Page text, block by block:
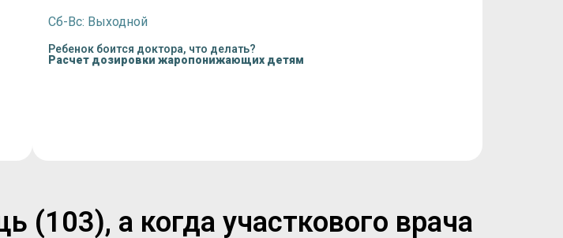
Сб-Вс: Выходной
Ребенок боится доктора, что делать?
Расчет дозировки жаропонижающих детям
а когда участкового врача